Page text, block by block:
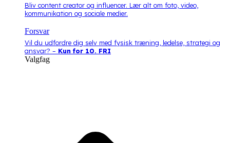
Bliv content creator og influencer. Lær alt om foto, video,
kommunikation og sociale medier.
Forsvar
Vil du udfordre dig selv med fysisk træning, ledelse, strategi og
ansvar? – Kun for 10. FRI
Valgfag